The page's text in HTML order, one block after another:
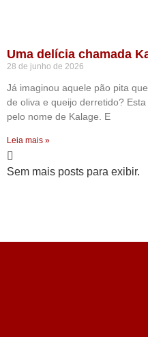
Uma delícia chamada
28 de junho de 2026
Já imaginou aquele pão pita
de oliva e queijo derretido?
pelo nome de Kalage. E
Leia mais »
Sem mais posts para exibir.